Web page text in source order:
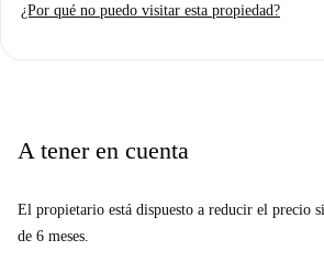
¿Por qué no puedo visitar esta propiedad?
A tener en cuenta
El propietario está dispuesto a reducir el precio
de 6 meses.